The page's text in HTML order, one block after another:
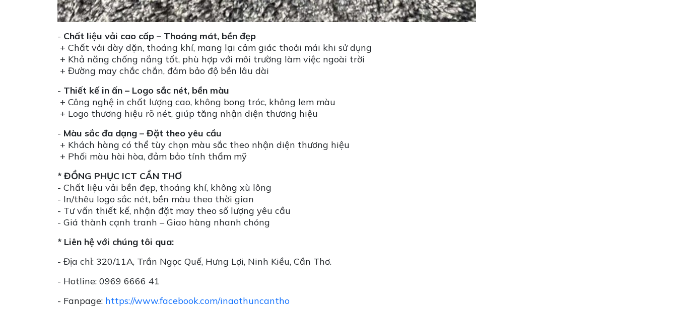
- Chất liệu vải cao cấp – Thoáng mát, bền đẹp
+ Chất vải dày dặn, thoáng khí, mang lại cảm giác thoải mái khi sử dụng
+ Khả năng chống nắng tốt, phù hợp với môi trường làm việc ngoài trời
+ Đường may chắc chắn, đảm bảo độ bền lâu dài
- Thiết kế in ấn – Logo sắc nét, bền màu
+ Công nghệ in chất lượng cao, không bong tróc, không lem màu
+ Logo thương hiệu rõ nét, giúp tăng nhận diện thương hiệu
- Màu sắc đa dạng – Đặt theo yêu cầu
+ Khách hàng có thể tùy chọn màu sắc theo nhận diện thương hiệu
+ Phối màu hài hòa, đảm bảo tính thẩm mỹ
* ĐỒNG PHỤC ICT CẦN THƠ
- Chất liệu vải bền đẹp, thoáng khí, không xù lông
- In/thêu logo sắc nét, bền màu theo thời gian
- Tư vấn thiết kế, nhận đặt may theo số lượng yêu cầu
- Giá thành cạnh tranh – Giao hàng nhanh chóng
* Liên hệ với chúng tôi qua:
- Địa chỉ: 320/11A, Trần Ngọc Quế, Hưng Lợi, Ninh Kiều, Cần Thơ.
- Hotline: 0969 6666 41
- Fanpage: https://www.facebook.com/inaothuncantho